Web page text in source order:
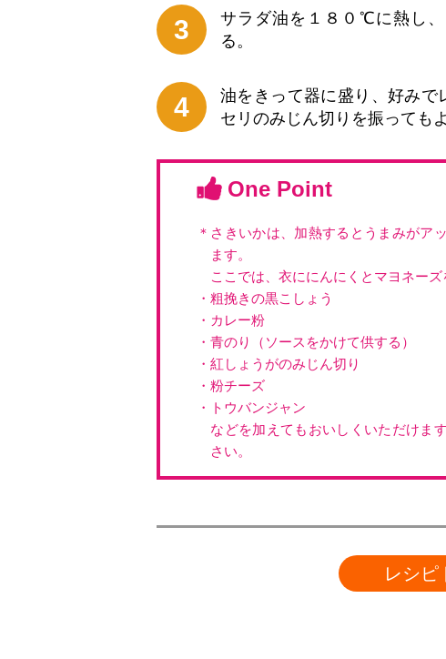
3
サラダ油を１８０℃に熱し
る。
4
油をきって器に盛り、好み
セリのみじん切りを振ってもよ
One Point
＊さきいかは、加熱するとうまみがア
ます。
ここでは、衣ににんにくとマヨネーズ
・粗挽きの黒こしょう
・カレー粉
・青のり（ソースをかけて供する）
・紅しょうがのみじん切り
・粉チーズ
・トウバンジャン
などを加えてもおいしくいただけま
さい。
レシピ